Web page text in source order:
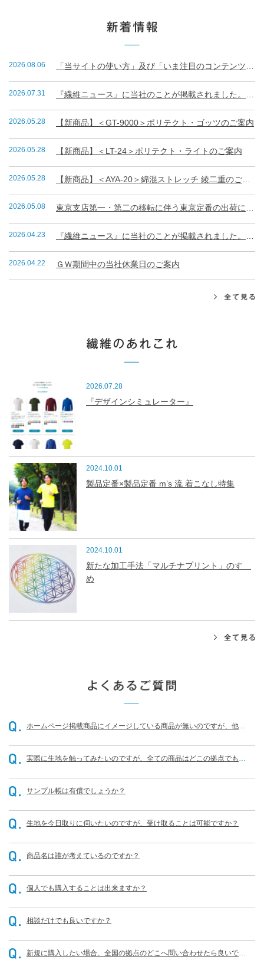
2026.08.06
2026.07.31
2026.05.28 【新商品】＜GT-9000＞ポリテクト・ゴッツのご案内
2026.05.28 【新商品】＜LT-24＞ポリテクト・ライトのご案内
2026.05.28
2026.05.08
2026.04.23
2026.04.22 ＧＷ期間中の当社休業日のご案内
2026.07.28
『デザインシミュレーター』
2024.10.01
製品定番×製品定番 m’s 流 着こなし特集
2024.10.01
新たな加工手法「マルチナプリント」のすゝ
め
ホームページ掲載商品にイメージしている商品が無いのですが、他に
実際に生地を触ってみたいのですが、全ての商品はどこの拠点でも可
サンプル帳は有償でしょうか？
生地を今日取りに伺いたいのですが、受け取ることは可能ですか？
商品名は誰が考えているのですか？
個人でも購入することは出来ますか？
相談だけでも良いですか？
新規に購入したい場合、全国の拠点のどこへ問い合わせたら良いです